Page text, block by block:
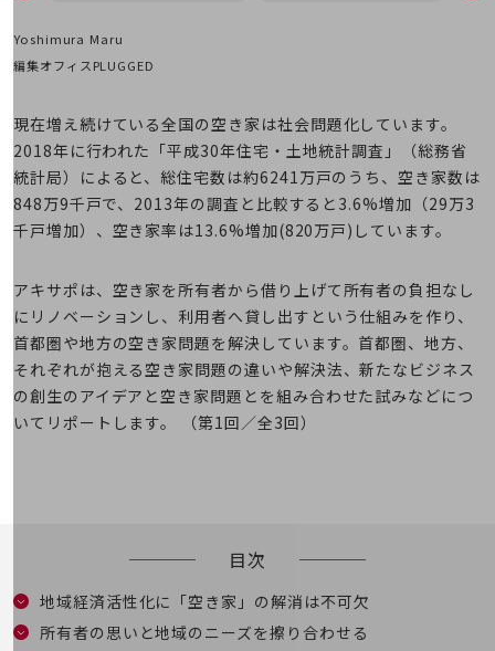
カテゴリーで探す
クラウド・データセンター
電話・映像コミュニケーション
セキュリティ
IoT
AI
データ利活用
運用管理
マーケティング
Yoshimura Maru
編集オフィスPLUGGED
現在増え続けている全国の空き家は社会問題化しています。
2018年に行われた「平成30年住宅・土地統計調査」（総務省
統計局）によると、総住宅数は約6241万戸のうち、空き家数は
848万9千戸で、2013年の調査と比較すると3.6%増加（29万3
千戸増加）、空き家率は13.6%増加(820万戸)しています。
アキサポは、空き家を所有者から借り上げて所有者の負担なし
にリノベーションし、利用者へ貸し出すという仕組みを作り、
首都圏や地方の空き家問題を解決しています。首都圏、地方、
それぞれが抱える空き家問題の違いや解決法、新たなビジネス
の創生のアイデアと空き家問題とを組み合わせた試みなどにつ
いてリポートします。 （第1回／全3回）
目次
地域経済活性化に「空き家」の解消は不可欠
所有者の思いと地域のニーズを擦り合わせる